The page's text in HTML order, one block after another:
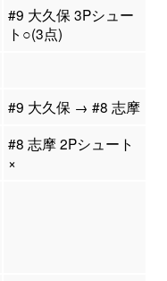
#9 大久保 3Pシュー
ト○(3点)
#9 大久保 → #8 志摩
#8 志摩 2Pシュート
×